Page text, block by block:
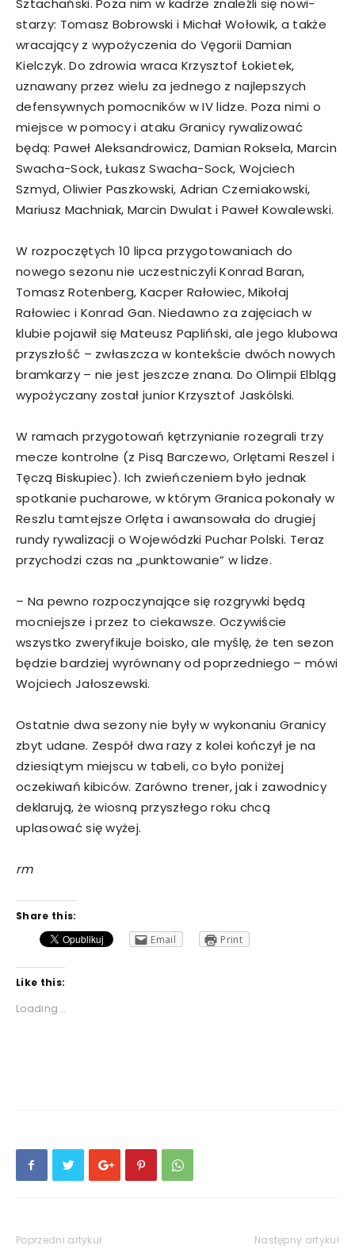
Sztachański. Poza nim w kadrze znaleźli się nowi-
starzy: Tomasz Bobrowski i Michał Wołowik, a także
wracający z wypożyczenia do Vęgorii Damian
Kielczyk. Do zdrowia wraca Krzysztof Łokietek,
uznawany przez wielu za jednego z najlepszych
defensywnych pomocników w IV lidze. Poza nimi o
miejsce w pomocy i ataku Granicy rywalizować
będą: Paweł Aleksandrowicz, Damian Roksela, Marcin
Swacha-Sock, Łukasz Swacha-Sock, Wojciech
Szmyd, Oliwier Paszkowski, Adrian Czerniakowski,
Mariusz Machniak, Marcin Dwulat i Paweł Kowalewski.
W rozpoczętych 10 lipca przygotowaniach do
nowego sezonu nie uczestniczyli Konrad Baran,
Tomasz Rotenberg, Kacper Rałowiec, Mikołaj
Rałowiec i Konrad Gan. Niedawno za zajęciach w
klubie pojawił się Mateusz Papliński, ale jego klubowa
przyszłość – zwłaszcza w kontekście dwóch nowych
bramkarzy – nie jest jeszcze znana. Do Olimpii Elbląg
wypożyczany został junior Krzysztof Jaskólski.
W ramach przygotowań kętrzynianie rozegrali trzy
mecze kontrolne (z Pisą Barczewo, Orlętami Reszel i
Tęczą Biskupiec). Ich zwieńczeniem było jednak
spotkanie pucharowe, w którym Granica pokonały w
Reszlu tamtejsze Orlęta i awansowała do drugiej
rundy rywalizacji o Wojewódzki Puchar Polski. Teraz
przychodzi czas na „punktowanie” w lidze.
– Na pewno rozpoczynające się rozgrywki będą
mocniejsze i przez to ciekawsze. Oczywiście
wszystko zweryfikuje boisko, ale myślę, że ten sezon
będzie bardziej wyrównany od poprzedniego – mówi
Wojciech Jałoszewski.
Ostatnie dwa sezony nie były w wykonaniu Granicy
zbyt udane. Zespół dwa razy z kolei kończył je na
dziesiątym miejscu w tabeli, co było poniżej
oczekiwań kibiców. Zarówno trener, jak i zawodnicy
deklarują, że wiosną przyszłego roku chcą
uplasować się wyżej.
rm
Share this:
Email
Print
Like this:
Loading...
Poprzedni artykuł Następny artykuł